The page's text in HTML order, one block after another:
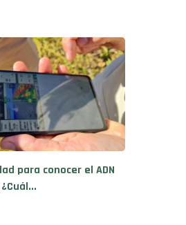
para conocer el ADN